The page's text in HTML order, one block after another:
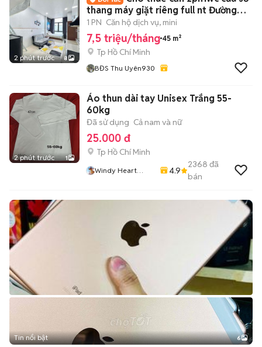
2 phút trước 8
thang máy giặt riêng full nt Đường
3/2 Q10
1 PN Căn hộ dịch vụ, mini
7,5 triệu/tháng 45 m²
Tp Hồ Chí Minh
BĐS Thu Uyên930
2 phút trước 1
Áo thun dài tay Unisex Trắng 55-
60kg
Đã sử dụng Cả nam và nữ
25.000 đ
Tp Hồ Chí Minh
Windy Heart
4.9
2368 đã
bán
Tin nổi bật 6